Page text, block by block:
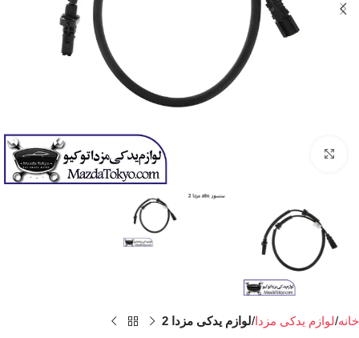
خانه لوازم یدکی مزدا لوازم یدکی مزدا 2